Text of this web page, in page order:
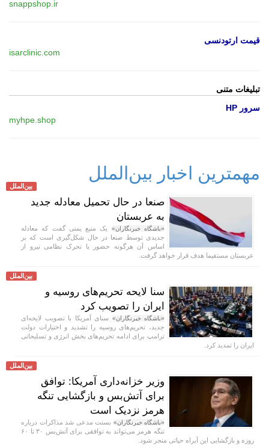
snappshop.ir
قیمت ارتودنسی
isarclinic.com
تبلیغات متنی
سرور HP
myhpe.shop
مهمترین اخبار بین‌الملل
بین‌الملل
صنعا در حال تحمیل معادله جدید
به عربستان
«باشگاه خبرنگاران» یک منبع یمنی گفت که معادله
جدیدی توسط صنعا در حال شکل‌گیری است که بر
اساس آن هرگونه حضور یا تحرک نظامی نیرو از
عربستان مستقیما هدف قرار خواهد گرفت.
بین‌الملل
سنا لایحه تحریم‌های روسیه و
ایران را تصویب کرد
«باشگاه خبرنگاران» سنای آمریکا با تصویب لایحه‌ای
جدید، تحریم‌های روسیه را تشدید و اختیارات دولت
ترامپ برای ادامه تحریم‌های بخش انرژی و تسلیحاتی
ایران را تمدید کرد.
بین‌الملل
وزیر خزانه‌داری آمریکا: توافق
برای آتش‌بس و بازگشایی تنگه
هرمز نزدیک است
«باشگاه خبرنگاران» بسنت مدعی شد مذاکرات درباره
تنگه هرمز می‌تواند به توافقی برای آتش‌بس ۳۰ تا ۶۰
روزه و بازگشایی این آبراه حیاتی منجر شود.